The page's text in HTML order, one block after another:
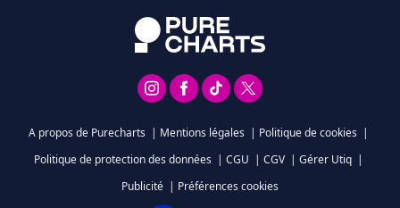
A propos de Purecharts | Mentions légales | Politique de cookies |
Politique de protection des données | CGU | CGV | Gérer Utiq |
Publicité | Préférences cookies